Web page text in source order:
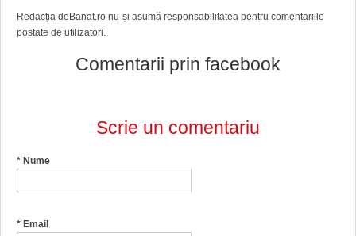
Redacția deBanat.ro nu-și asumă responsabilitatea pentru comentariile
postate de utilizatori.
Comentarii prin facebook
Scrie un comentariu
* Nume
* Email